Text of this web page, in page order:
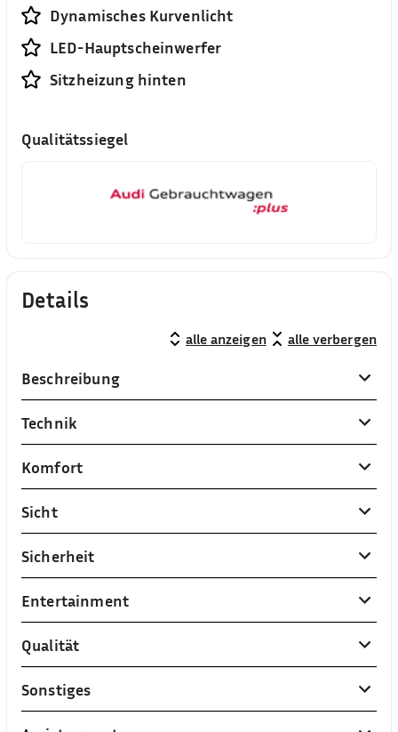
Dynamisches Kurvenlicht
LED-Hauptscheinwerfer
Sitzheizung hinten
Qualitätssiegel
Details
alle anzeigen alle verbergen
Beschreibung
Technik
Komfort
Sicht
Sicherheit
Entertainment
Qualität
Sonstiges